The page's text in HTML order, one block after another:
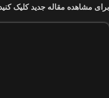
برای مشاهده مقاله جدید کلیک